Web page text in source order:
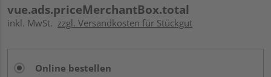
vue.ads.priceMerchantBox.total
inkl. MwSt. zzgl. Versandkosten für Stückgut
Online bestellen